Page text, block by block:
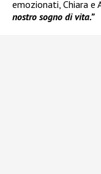
emozionati, Chiara e
nostro sogno di vita.”